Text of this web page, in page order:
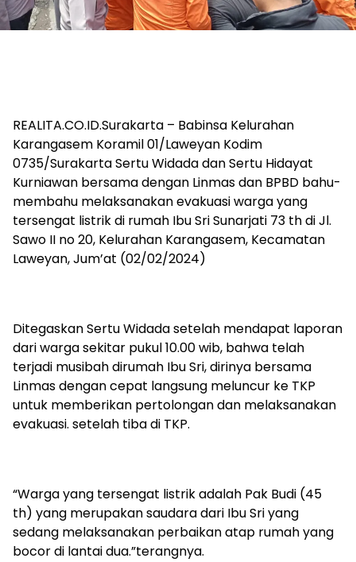
REALITA.CO.ID.Surakarta – Babinsa Kelurahan
Karangasem Koramil 01/Laweyan Kodim
0735/Surakarta Sertu Widada dan Sertu Hidayat
Kurniawan bersama dengan Linmas dan BPBD bahu-
membahu melaksanakan evakuasi warga yang
tersengat listrik di rumah Ibu Sri Sunarjati 73 th di Jl.
Sawo II no 20, Kelurahan Karangasem, Kecamatan
Laweyan, Jum’at (02/02/2024)
Ditegaskan Sertu Widada setelah mendapat laporan
dari warga sekitar pukul 10.00 wib, bahwa telah
terjadi musibah dirumah Ibu Sri, dirinya bersama
Linmas dengan cepat langsung meluncur ke TKP
untuk memberikan pertolongan dan melaksanakan
evakuasi. setelah tiba di TKP.
“Warga yang tersengat listrik adalah Pak Budi (45
th) yang merupakan saudara dari Ibu Sri yang
sedang melaksanakan perbaikan atap rumah yang
bocor di lantai dua.”terangnya.